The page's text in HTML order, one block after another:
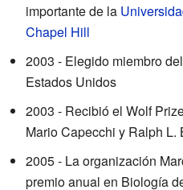
importante de la
Chapel Hill
2003 - Elegido miembro
Estados Unidos
2003 - Recibió el Wolf
Mario Capecchi y Ralph L.
2005 - La organización
premio anual en Biología